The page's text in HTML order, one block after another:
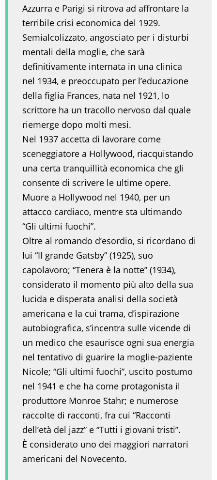
Azzurra e Parigi si ritrova ad affrontare la
terribile crisi economica del 1929.
Semialcolizzato, angosciato per i disturbi
mentali della moglie, che sarà
definitivamente internata in una clinica
nel 1934, e preoccupato per l’educazione
della figlia Frances, nata nel 1921, lo
scrittore ha un tracollo nervoso dal quale
riemerge dopo molti mesi.
Nel 1937 accetta di lavorare come
sceneggiatore a Hollywood, riacquistando
una certa tranquillità economica che gli
consente di scrivere le ultime opere.
Muore a Hollywood nel 1940, per un
attacco cardiaco, mentre sta ultimando
“Gli ultimi fuochi”.
Oltre al romando d’esordio, si ricordano di
lui “Il grande Gatsby” (1925), suo
capolavoro; “Tenera è la notte” (1934),
considerato il momento più alto della sua
lucida e disperata analisi della società
americana e la cui trama, d’ispirazione
autobiografica, s’incentra sulle vicende di
un medico che esaurisce ogni sua energia
nel tentativo di guarire la moglie-paziente
Nicole; “Gli ultimi fuochi”, uscito postumo
nel 1941 e che ha come protagonista il
produttore Monroe Stahr; e numerose
raccolte di racconti, fra cui “Racconti
dell’età del jazz” e “Tutti i giovani tristi”.
È considerato uno dei maggiori narratori
americani del Novecento.